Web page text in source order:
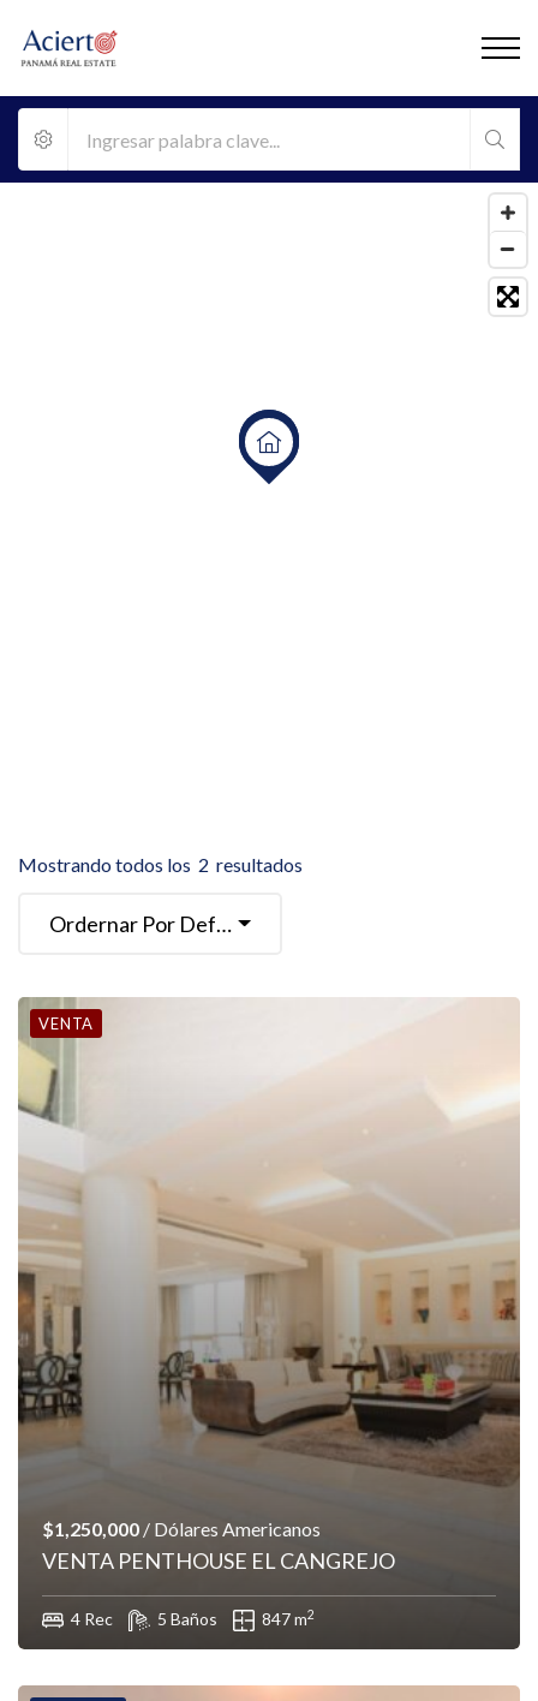
Mostrando todos los 2 resultados
Ordernar Por Defecto
VENTA
$1,250,000 / Dólares Americanos
VENTA PENTHOUSE EL CANGREJO
4 Rec 5 Baños 847 m2